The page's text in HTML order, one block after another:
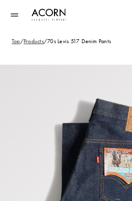
ンツに
Top/Products/70s Levis 517 Denim Pants